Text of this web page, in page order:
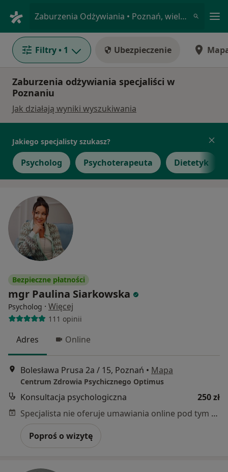
Zaburzenia Odżywiania • Poznań, wielkopolskie
Filtry • 1 Ubezpieczenie
Zaburzenia odżywiania specjaliści w
Poznaniu
Jak działają wyniki wyszukiwania
Jakiego specjalisty szukasz?
Psycholog Psychoterapeuta Dietetyk
Bezpieczne płatności
mgr Paulina Siarkowska
Psycholog · Więcej
111 opinii
Adres Online
Bolesława Prusa 2a / 15, Poznań • Mapa
Centrum Zdrowia Psychicznego Optimus
Konsultacja psychologiczna
250 zł
Specjalista nie oferuje umawiania online pod tym adresem.
Poproś o wizytę